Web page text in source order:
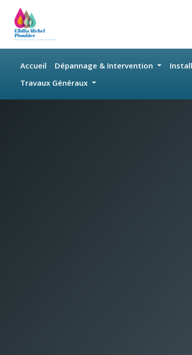
Skip to main content
Accueil Dépannage & Intervention
Travaux Généraux